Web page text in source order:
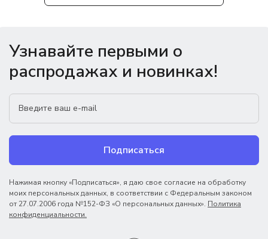
Узнавайте первыми о
распродажах и новинках!
Подписаться
Нажимая кнопку «Подписаться», я даю свое согласие на обработку
моих персональных данных, в соответствии с Федеральным законом
от 27.07.2006 года №152-ФЗ «О персональных данных». Политика
конфиденциальности.